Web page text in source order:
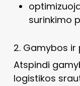
surinkimo
2. Gamybos
Atspindi
logistikos